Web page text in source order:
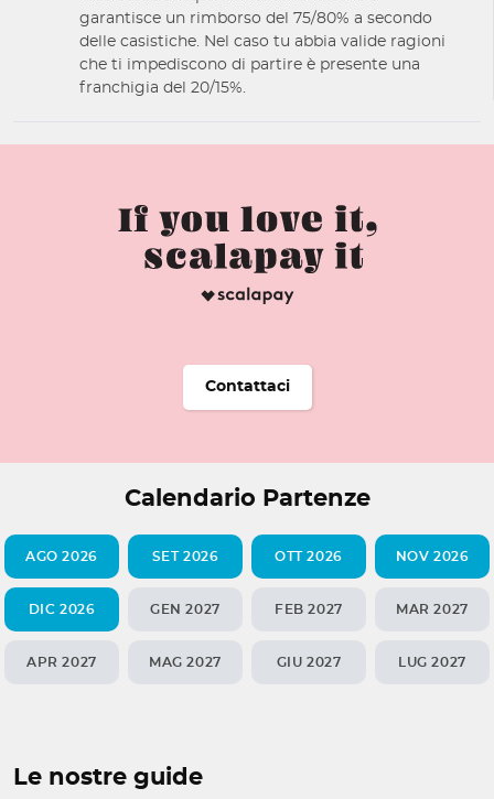
garantisce un rimborso del 75/80% a secondo
delle casistiche. Nel caso tu abbia valide ragioni
che ti impediscono di partire è presente una
franchigia del 20/15%.
Contattaci
Calendario Partenze
AGO 2026 SET 2026 OTT 2026 NOV 2026
DIC 2026 GEN 2027 FEB 2027 MAR 2027
APR 2027 MAG 2027 GIU 2027 LUG 2027
Le nostre guide